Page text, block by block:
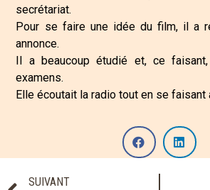
secrétariat.
Pour se faire une idée du film, il a
annonce.
Il a beaucoup étudié et, ce
examens.
Elle écoutait la radio tout en se faisant
SUIVANT